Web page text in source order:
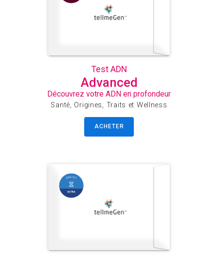
Test ADN
Advanced
Découvrez votre ADN en profondeur
Santé, Origines, Traits et Wellness
ACHETER